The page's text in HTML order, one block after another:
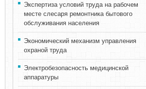
Экспертиза условий труда на рабочем
месте слесаря ремонтника бытового
обслуживания населения
Экономический механизм управления
охраной труда
Электробезопасность медицинской
аппаратуры